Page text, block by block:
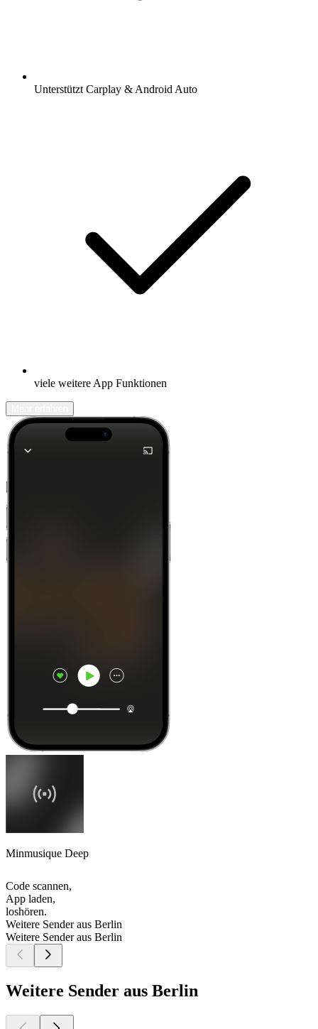
Unterstützt Carplay & Android Auto
viele weitere App Funktionen
Minmusique Deep
Code scannen,
App laden,
loshören.
Weitere Sender aus Berlin
Weitere Sender aus Berlin
Weitere Sender aus Berlin